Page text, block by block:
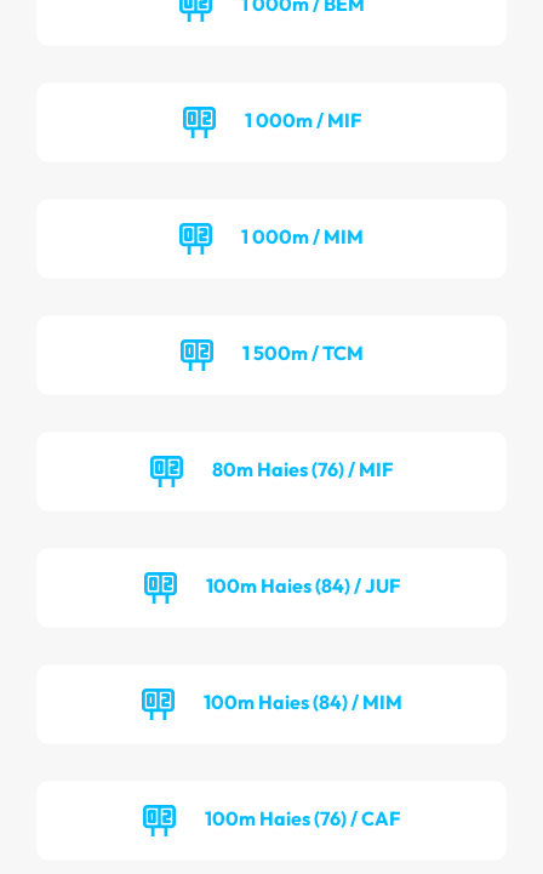
1 000m / MIF
1 000m / MIM
1 500m / TCM
80m Haies (76) / MIF
100m Haies (84) / JUF
100m Haies (84) / MIM
100m Haies (76) / CAF